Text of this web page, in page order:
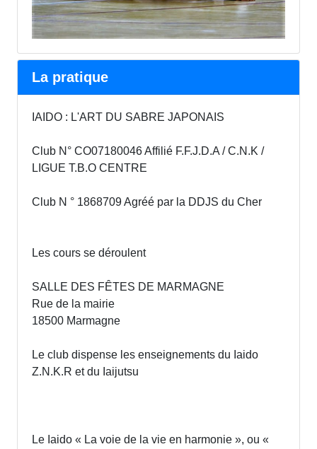
La pratique
IAIDO : L'ART DU SABRE JAPONAIS
Club N° CO07180046 Affilié F.F.J.D.A / C.N.K /
LIGUE T.B.O CENTRE
Club N ° 1868709 Agréé par la DDJS du Cher
Les cours se déroulent
SALLE DES FÊTES DE MARMAGNE
Rue de la mairie
18500 Marmagne
Le club dispense les enseignements du Iaido
Z.N.K.R et du Iaijutsu
Le Iaido « La voie de la vie en harmonie », ou «